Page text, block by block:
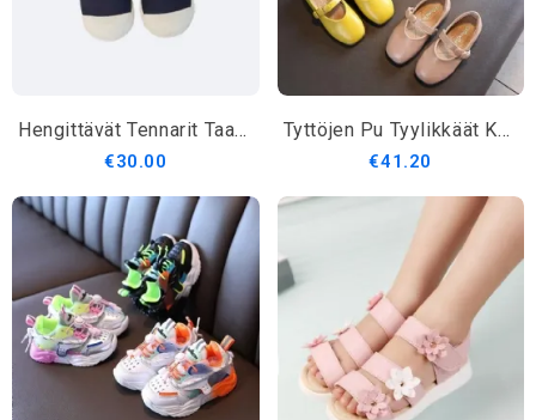
Hengittävät Tennarit Taaperoille
€30.00
Tyttöjen Pu Tyylikkäät Kengät
€41.20